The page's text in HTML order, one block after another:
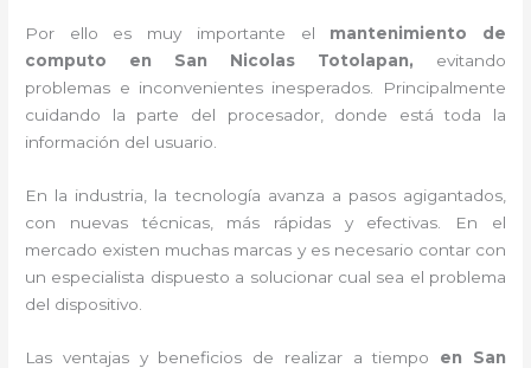
Por ello es muy importante el mantenimiento de
computo en San Nicolas Totolapan, evitando
problemas e inconvenientes inesperados. Principalmente
cuidando la parte del procesador, donde está toda la
información del usuario.
En la industria, la tecnología avanza a pasos agigantados,
con nuevas técnicas, más rápidas y efectivas . En el
mercado existen muchas marcas y es necesario contar con
un especialista dispuesto a solucionar cual sea el problema
del dispositivo.
Las ventajas y beneficios de realizar a tiempo en San